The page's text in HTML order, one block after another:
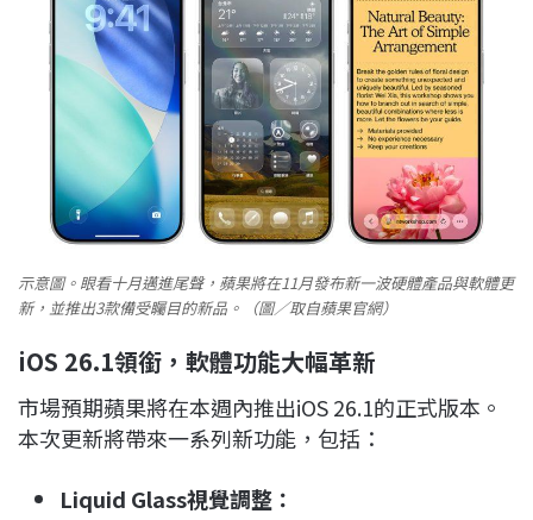
示意圖。眼看十月邁進尾聲，蘋果將在11月發布新一波硬體產品與軟體更
新，並推出3款備受矚目的新品。（圖／取自蘋果官網）
iOS 26.1領銜，軟體功能大幅革新
市場預期蘋果將在本週內推出iOS 26.1的正式版本。
本次更新將帶來一系列新功能，包括：
Liquid Glass視覺調整：